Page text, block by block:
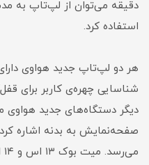
استفاده کرد.
هر دو لپ‌تاپ جدید هواوی
شناسایی چهره‌ی کاربر برای
صفحه‌نمایش به بدنه اشاره